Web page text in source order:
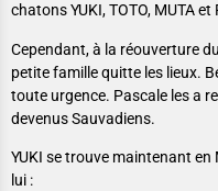
chatons YUKI, TOTO, MUTA et
Cependant, à la réouverture
petite famille quitte les lieux.
toute urgence. Pascale les a
devenus Sauvadiens.
YUKI se trouve maintenant
lui :